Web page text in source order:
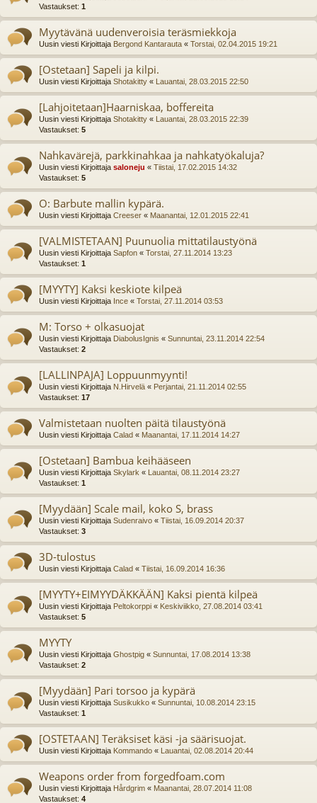
Vastaukset: 1
Myytävänä uudenveroisia teräsmiekkoja
Uusin viesti Kirjoittaja Bergond Kantarauta « Torstai, 02.04.2015 19:21
[Ostetaan] Sapeli ja kilpi.
Uusin viesti Kirjoittaja Shotakitty « Lauantai, 28.03.2015 22:50
[Lahjoitetaan]Haarniskaa, boffereita
Uusin viesti Kirjoittaja Shotakitty « Lauantai, 28.03.2015 22:39
Vastaukset: 5
Nahkavärejä, parkkinahkaa ja nahkatyökaluja?
Uusin viesti Kirjoittaja saloneju « Tiistai, 17.02.2015 14:32
Vastaukset: 5
O: Barbute mallin kypärä.
Uusin viesti Kirjoittaja Creeser « Maanantai, 12.01.2015 22:41
[VALMISTETAAN] Puunuolia mittatilaustyönä
Uusin viesti Kirjoittaja Sapfon « Torstai, 27.11.2014 13:23
Vastaukset: 1
[MYYTY] Kaksi keskiote kilpeä
Uusin viesti Kirjoittaja Ince « Torstai, 27.11.2014 03:53
M: Torso + olkasuojat
Uusin viesti Kirjoittaja DiabolusIgnis « Sunnuntai, 23.11.2014 22:54
Vastaukset: 2
[LALLINPAJA] Loppuunmyynti!
Uusin viesti Kirjoittaja N.Hirvelä « Perjantai, 21.11.2014 02:55
Vastaukset: 17
Valmistetaan nuolten päitä tilaustyönä
Uusin viesti Kirjoittaja Calad « Maanantai, 17.11.2014 14:27
[Ostetaan] Bambua keihääseen
Uusin viesti Kirjoittaja Skylark « Lauantai, 08.11.2014 23:27
Vastaukset: 1
[Myydään] Scale mail, koko S, brass
Uusin viesti Kirjoittaja Sudenraivo « Tiistai, 16.09.2014 20:37
Vastaukset: 3
3D-tulostus
Uusin viesti Kirjoittaja Calad « Tiistai, 16.09.2014 16:36
[MYYTY+EIMYYDÄKKÄÄN] Kaksi pientä kilpeä
Uusin viesti Kirjoittaja Peltokorppi « Keskiviikko, 27.08.2014 03:41
Vastaukset: 5
MYYTY
Uusin viesti Kirjoittaja Ghostpig « Sunnuntai, 17.08.2014 13:38
Vastaukset: 2
[Myydään] Pari torsoo ja kypärä
Uusin viesti Kirjoittaja Susikukko « Sunnuntai, 10.08.2014 23:15
Vastaukset: 1
[OSTETAAN] Teräksiset käsi -ja säärisuojat.
Uusin viesti Kirjoittaja Kommando « Lauantai, 02.08.2014 20:44
Weapons order from forgedfoam.com
Uusin viesti Kirjoittaja Hårdgrim « Maanantai, 28.07.2014 11:08
Vastaukset: 4